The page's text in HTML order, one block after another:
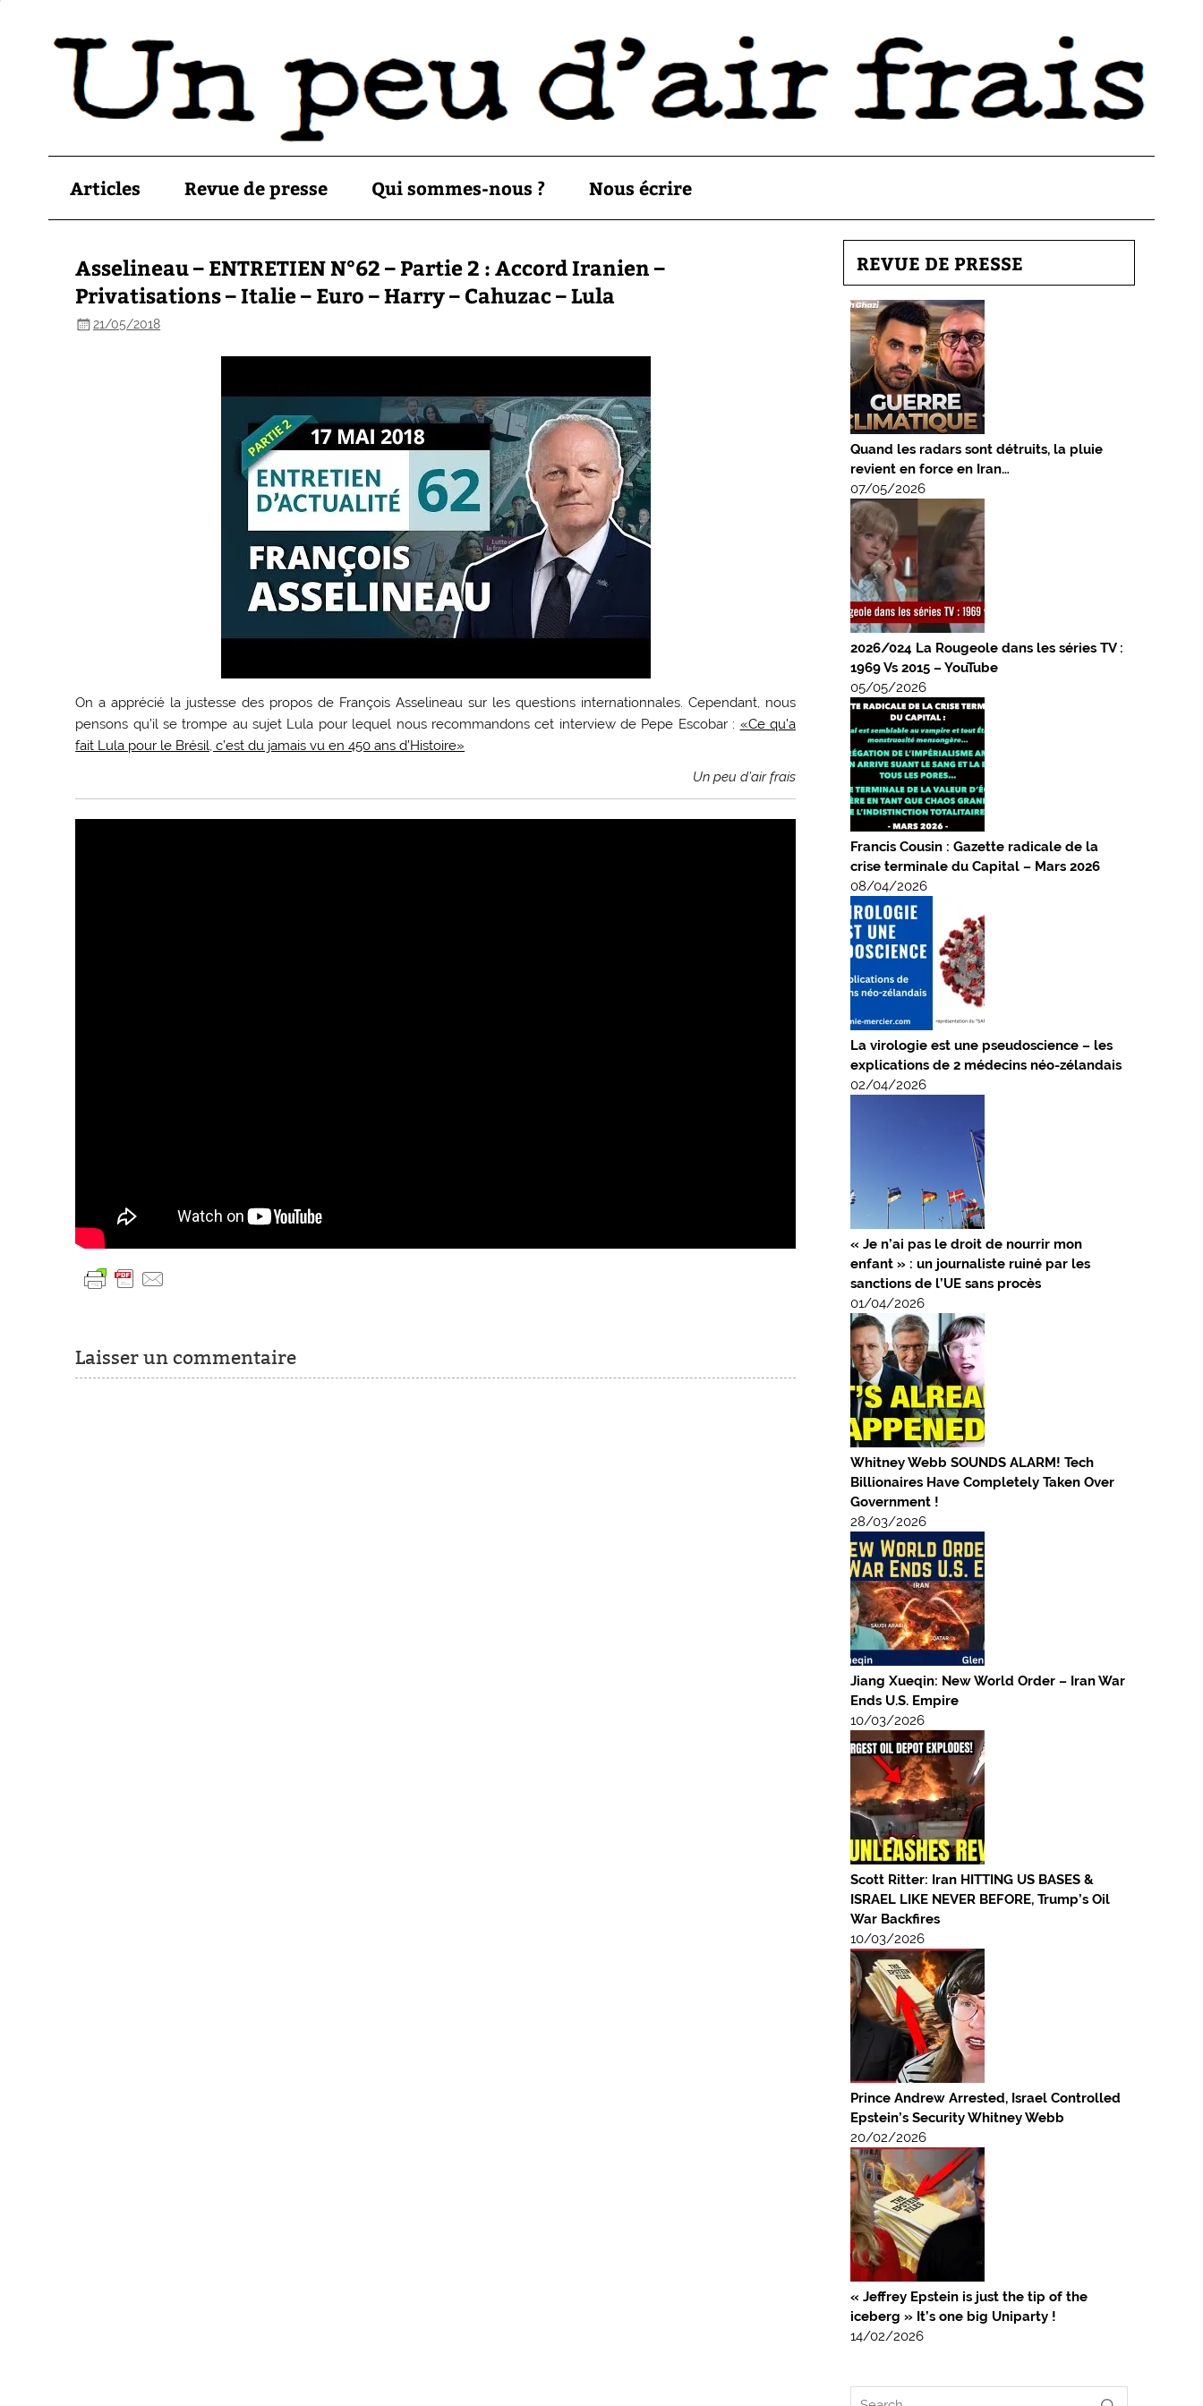
Articles Revue de presse Qui sommes-nous ? Nous écrire
Asselineau – ENTRETIEN N°62 – Partie 2 : Accord Iranien –
Privatisations – Italie – Euro – Harry – Cahuzac – Lula
21/05/2018
On a apprécié la justesse des propos de François Asselineau sur les questions internationnales. Cependant, nous
pensons qu’il se trompe au sujet Lula pour lequel nous recommandons cet interview de Pepe Escobar : «Ce qu’a
fait Lula pour le Brésil, c’est du jamais vu en 450 ans d’Histoire»
Un peu d’air frais
Laisser un commentaire
REVUE DE PRESSE
Quand les radars sont détruits, la pluie
revient en force en Iran…
07/05/2026
2026/024 La Rougeole dans les séries TV :
1969 Vs 2015 – YouTube
05/05/2026
Francis Cousin : Gazette radicale de la
crise terminale du Capital – Mars 2026
08/04/2026
La virologie est une pseudoscience – les
explications de 2 médecins néo-zélandais
02/04/2026
« Je n’ai pas le droit de nourrir mon
enfant » : un journaliste ruiné par les
sanctions de l’UE sans procès
01/04/2026
Whitney Webb SOUNDS ALARM! Tech
Billionaires Have Completely Taken Over
Government !
28/03/2026
Jiang Xueqin: New World Order – Iran War
Ends U.S. Empire
10/03/2026
Scott Ritter: Iran HITTING US BASES &
ISRAEL LIKE NEVER BEFORE, Trump’s Oil
War Backfires
10/03/2026
Prince Andrew Arrested, Israel Controlled
Epstein’s Security Whitney Webb
20/02/2026
« Jeffrey Epstein is just the tip of the
iceberg » It’s one big Uniparty !
14/02/2026